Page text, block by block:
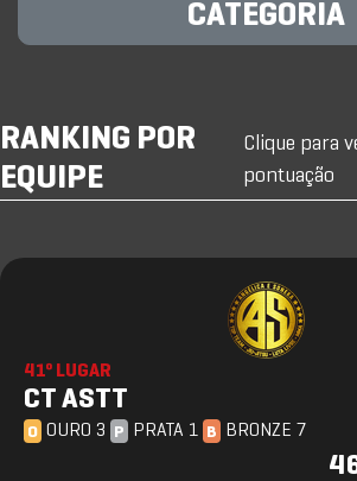
CATEGORIA
RANKING POR
EQUIPE
Clique para
pontuação
41º LUGAR
CT ASTT
O OURO 3 P PRATA 1 B BRONZE 7